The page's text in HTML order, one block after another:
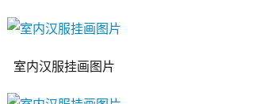
室内汉服挂画图片